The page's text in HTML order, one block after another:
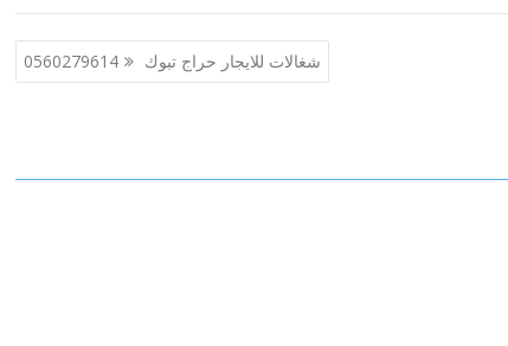
شغالات للايجار حراج تبوك 0560279614